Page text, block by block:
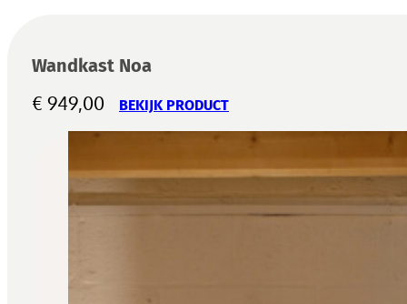
Wandkast Noa
€ 949,00 BEKIJK PRODUCT